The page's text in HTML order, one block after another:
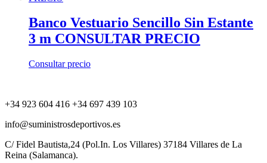
Banco Vestuario Sencillo Sin Estante
3 m CONSULTAR PRECIO
Consultar precio
+34 923 604 416 +34 697 439 103
info@suministrosdeportivos.es
C/ Fidel Bautista,24 (Pol.In. Los Villares) 37184 Villares de La
Reina (Salamanca).